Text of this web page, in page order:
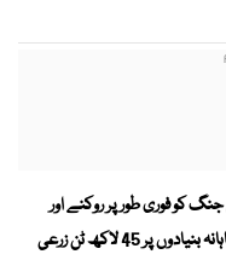
کو فوری طور پر روکنے اور
یوکرینی بندرگاہ کھولنے کا مطالبہ کردیا جس سے ماہانہ بنیادوں پر 45 لاکھ ٹن زرعی